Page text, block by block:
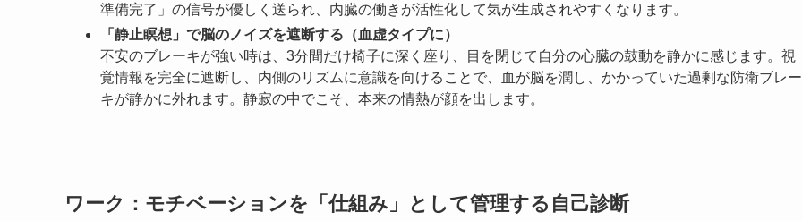
準備完了」の信号が優しく送られ、内臓の働きが活性化して気が生成されやすくなります。
「静止瞑想」で脳のノイズを遮断する（血虚タイプに）
不安のブレーキが強い時は、3分間だけ椅子に深く座り、目を閉じて自分の心臓の鼓動を静かに感じます。視
覚情報を完全に遮断し、内側のリズムに意識を向けることで、血が脳を潤し、かかっていた過剰な防衛ブレー
キが静かに外れます。静寂の中でこそ、本来の情熱が顔を出します。
ワーク：モチベーションを「仕組み」として管理する自己診断